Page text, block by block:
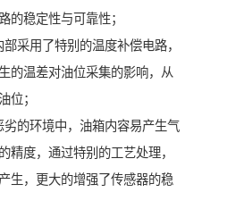
的稳定性与可靠性；
采用了特别的温度补偿电路，
的温差对油位采集的影响，从
位；
的环境中，油箱内容易产生气
精度，通过特别的工艺处理，
生，更大的增强了传感器的稳